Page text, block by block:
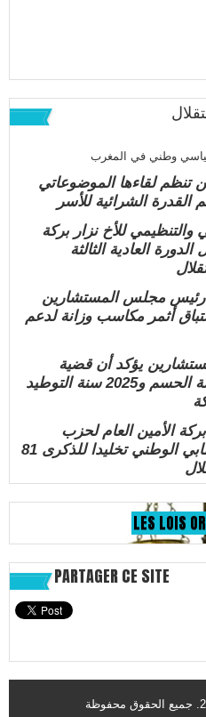
وطني في المغرب
تنظم لقاءها الموضوعاتي
الشرائية للأسر
للأخ نزار بركة
العادية الثالثة
رئيس مجلس المستشارين
أثمر مكاسب وزانة لدعم
يؤكد أن قضية
الصحراء المغربية تدخل مرحلة الحسم و2025 سنة التوطيد
الأمين العام لحزب
الاستقلال في المهرجان الخطابي الوطني تخليدا للذكرى 81
LES LOIS
PARTAGER CE SITE